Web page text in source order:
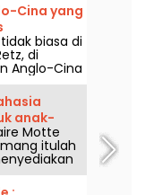
Cina yang
biasa di
di
Anglo-Cina
dari sedikit
dalam
tokoh
dan
juga
pohon
lanskap.
anak-
Motte
itulah
mengisi